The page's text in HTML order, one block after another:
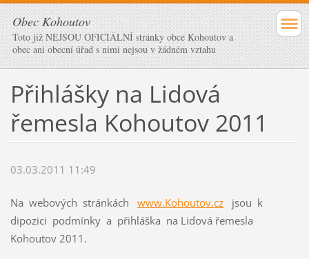
Obec Kohoutov
Toto již NEJSOU OFICIÁLNÍ stránky obce Kohoutov a
obec ani obecní úřad s nimi nejsou v žádném vztahu
Přihlášky na Lidová
řemesla Kohoutov 2011
03.03.2011 11:49
Na webových stránkách www.Kohoutov.czjsou k
dipozici podmínky a přihláška na Lidová řemesla
Kohoutov 2011.